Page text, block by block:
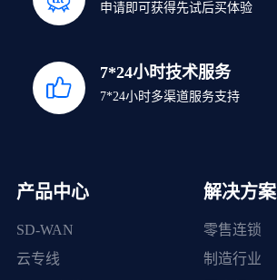
申请即可获得先试后买体验
7*24小时技术服务
7*24小时多渠道服务支持
产品中心
SD-WAN
云专线
解决方案
零售连锁
制造行业